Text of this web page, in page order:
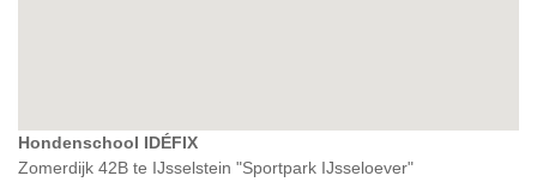
Hondenschool IDÉFIX
Zomerdijk 42B te IJsselstein "Sportpark IJsseloever"